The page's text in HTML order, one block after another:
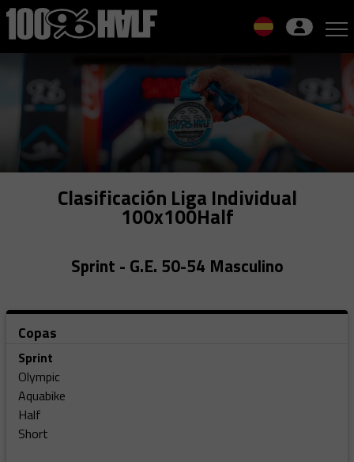
Skip
content
Clasificación Liga Individual
100x100Half
Sprint - G.E. 50-54 Masculino
Copas
Sprint
Olympic
Aquabike
Half
Short